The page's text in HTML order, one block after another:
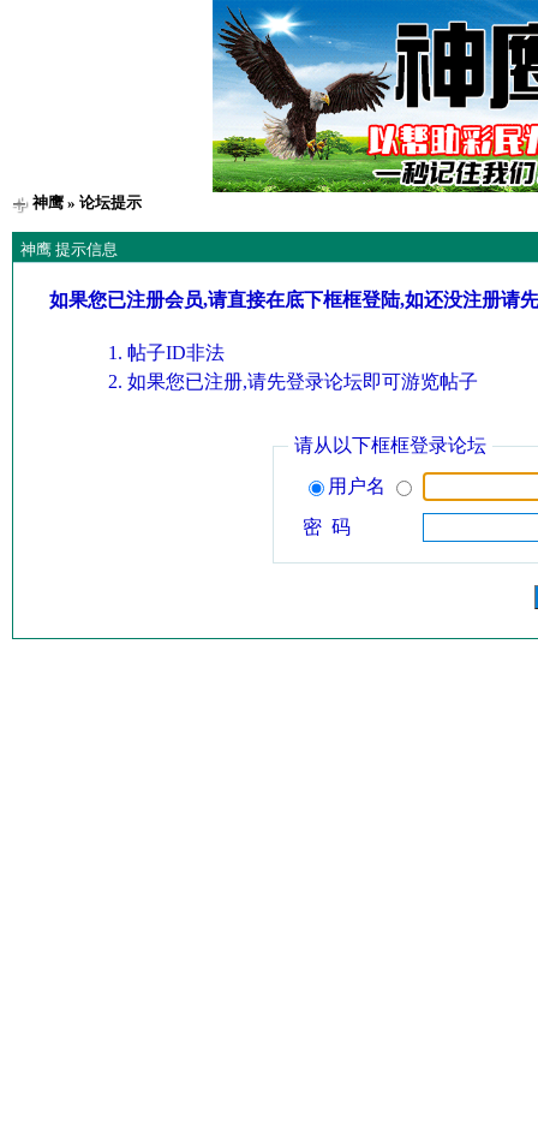
神鹰» 论坛提示
神鹰 提示信息
如果您已注册会员,请直接在底下框框登陆,如还没注册请
帖子ID非法
如果您已注册,请先登录论坛即可游览帖子
请从以下框框登录论坛
用户名
密 码